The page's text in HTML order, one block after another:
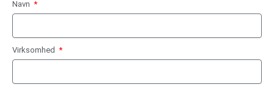
Navn
Virksomhed